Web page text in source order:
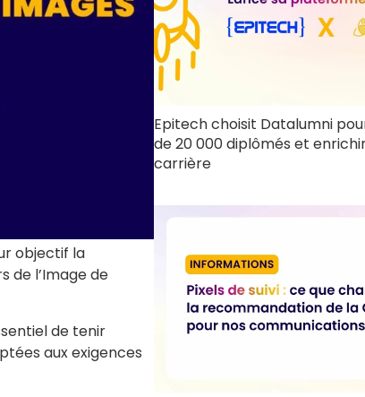
objectif la
de l’Image de
de tenir
aux exigences
Epitech choisit Datalumni
de 20 000 diplômés et
carrière